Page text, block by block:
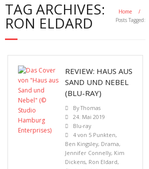
TAG ARCHIVES:
RON ELDARD
Home
/
Posts Tagged:
REVIEW: HAUS AUS
SAND UND NEBEL
(BLU-RAY)
ByThomas
24. Mai 2019
Blu-ray
4 von 5 Punkten,
Ben Kingsley, Drama,
Jennifer Connelly, Kim
Dickens, Ron Eldard,